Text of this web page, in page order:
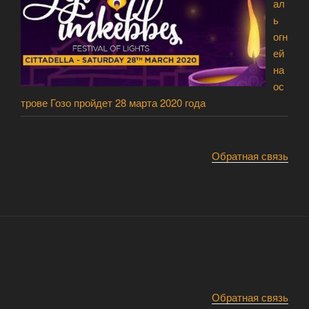
ь
огн
ей
на
ос
трове Гозо пройдет 28 марта 2020 года
Обратная связь
Обратная связь